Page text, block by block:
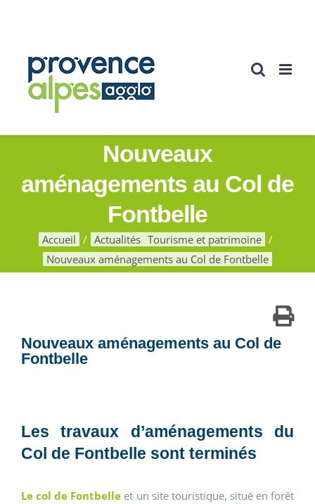
Nouveaux
aménagements au Col de
Fontbelle
Accueil Actualités Tourisme et patrimoine
Nouveaux aménagements au Col de Fontbelle
Nouveaux aménagements au Col de
Fontbelle
Les travaux d’aménagements du
Col de Fontbelle sont terminés
Le col de Fontbelle et un site touristique, situé en forêt